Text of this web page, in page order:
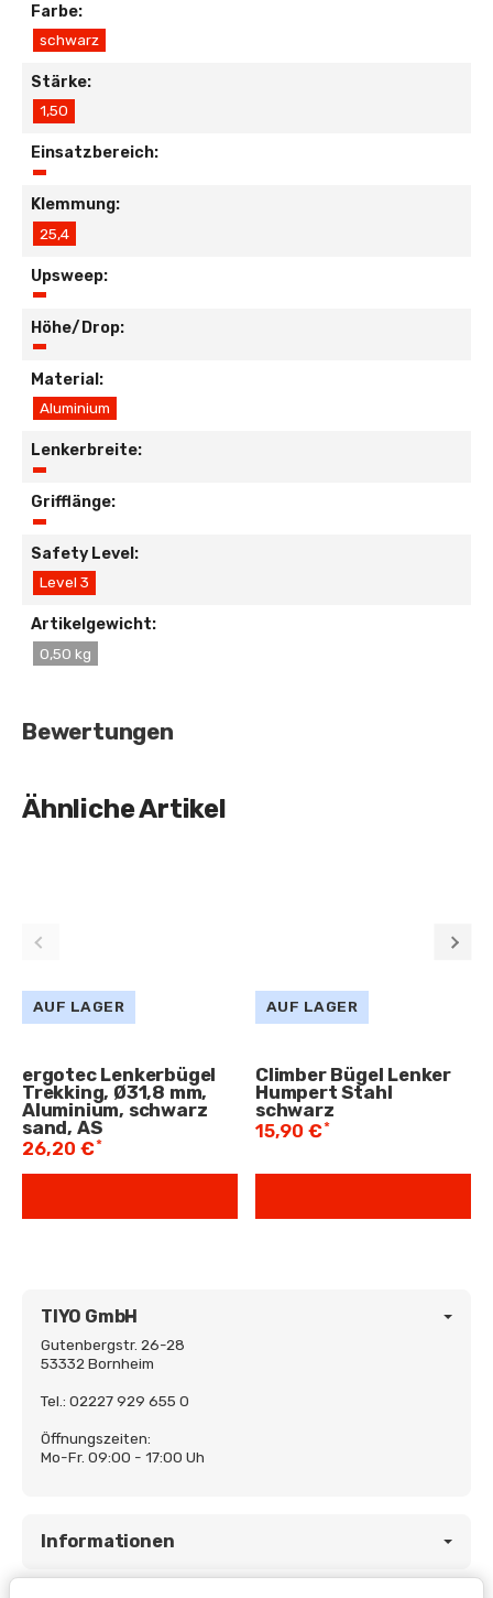
Farbe:
schwarz
Stärke:
1,50
Einsatzbereich:
Klemmung:
25,4
Upsweep:
Höhe/Drop:
Material:
Aluminium
Lenkerbreite:
Grifflänge:
Safety Level:
Level 3
Artikelgewicht:
0,50 kg
Bewertungen
Ähnliche Artikel
AUF LAGER
ergotec Lenkerbügel
Trekking, Ø31,8 mm,
Aluminium, schwarz
sand, AS
26,20 €*
AUF LAGER
Climber Bügel Lenker
Humpert Stahl
schwarz
15,90 €*
TIYO GmbH
Gutenbergstr. 26-28
53332 Bornheim
Tel.: 02227 929 655 0
Öffnungszeiten:
Mo-Fr. 09:00 - 17:00 Uh
Informationen